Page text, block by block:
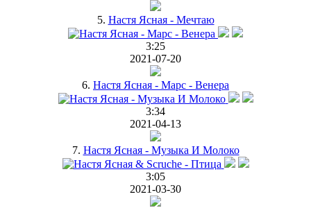
5. Настя Ясная - Мечтаю
3:25
2021-07-20
6. Настя Ясная - Марс - Венера
3:34
2021-04-13
7. Настя Ясная - Музыка И Молоко
3:05
2021-03-30